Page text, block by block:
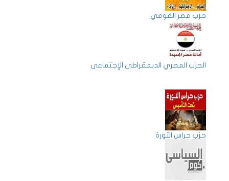
حزب مصر القومي
الحزب المصري الديمقراطى الإجتماعى
حزب حراس الثورة